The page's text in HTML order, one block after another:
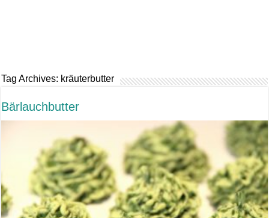
Tag Archives: kräuterbutter
Bärlauchbutter